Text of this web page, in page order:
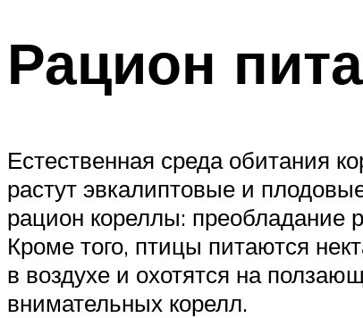
Рацион
Естественная среда обитания
растут эвкалиптовые и
рацион кореллы: преобладание
Кроме того, птицы питаются
в воздухе и охотятся на
внимательных корелл.